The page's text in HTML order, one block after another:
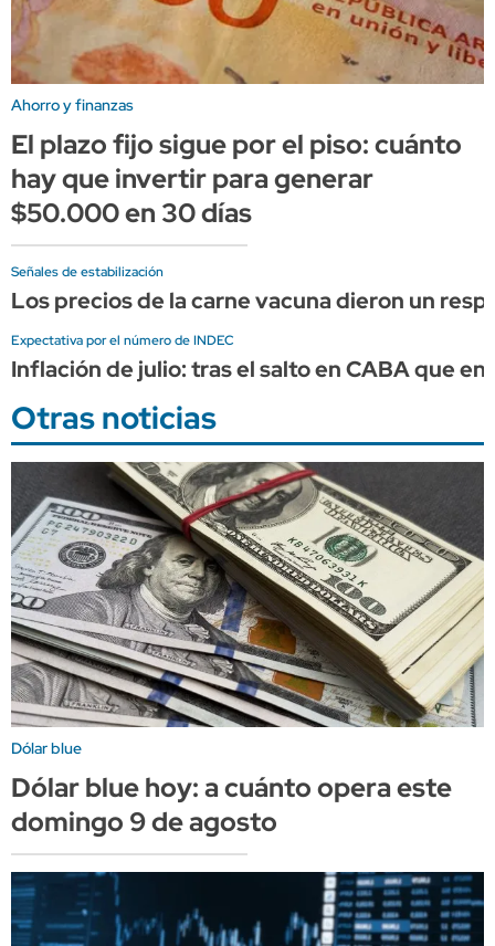
Ahorro y finanzas
El plazo fijo sigue por el piso: cuánto
hay que invertir para generar
$50.000 en 30 días
Señales de estabilización
Los precios de la carne vacuna dieron un
Expectativa por el número de INDEC
Inflación de julio: tras el salto en CABA que
Otras noticias
Dólar blue
Dólar blue hoy: a cuánto opera este
domingo 9 de agosto